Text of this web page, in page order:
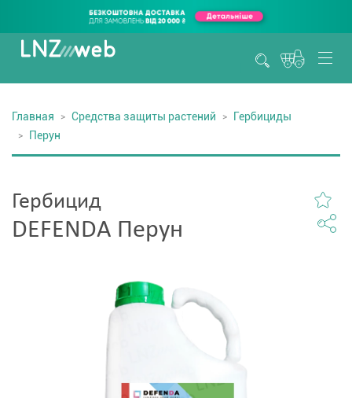
Главная Средства защиты растений
Гербициды
Перун
Гербицид
DEFENDA Перун